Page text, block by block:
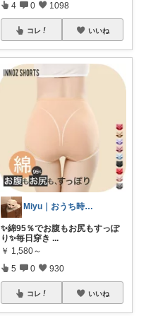
4 0 1098
コレ いいね
Miyu｜おうち時間の小さな幸せ🌸
✨綿95％でお腹もお尻もすっぽ
り✨毎日穿き ...
￥ 1,580～
5 0 930
コレ いいね